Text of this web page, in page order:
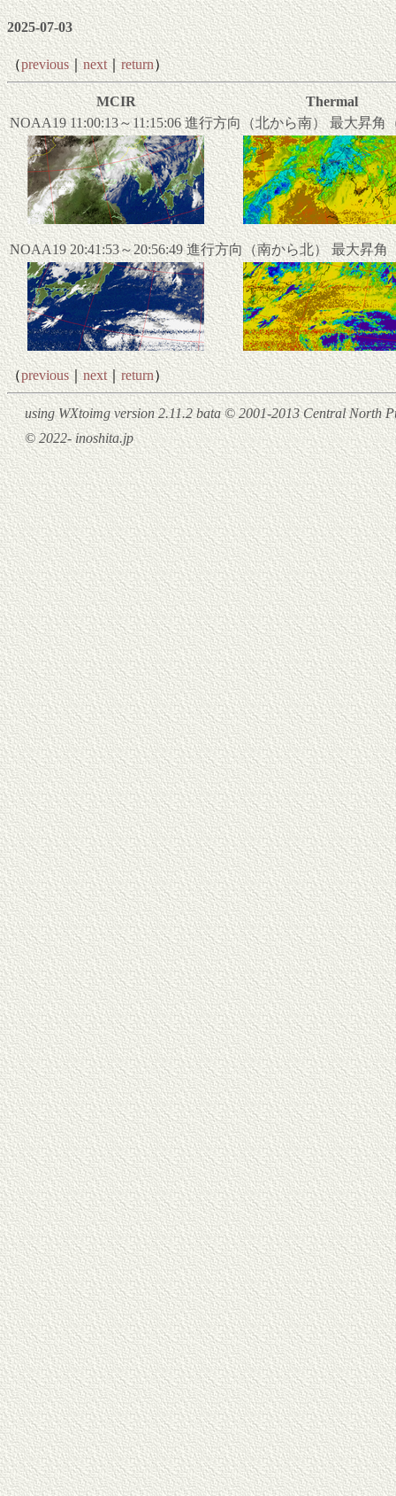
2025-07-03
（previous｜next｜ return）
MCIR
Thermal
NOAA19 11:00:13～11:15:06 進行方向（北から南） 最大昇角
NOAA19 20:41:53～20:56:49 進行方向（南から北） 最大昇角
（previous｜next｜return）
using WXtoimg version 2.11.2 bata © 2001-2013 Central North
© 2022- inoshita.jp